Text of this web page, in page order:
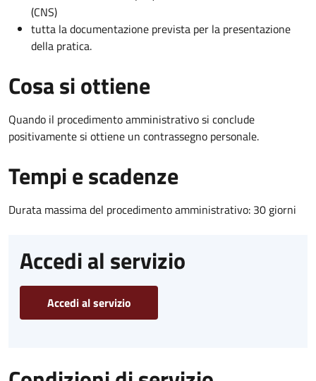
(CNS)
tutta la documentazione prevista per la presentazione
della pratica.
Cosa si ottiene
Quando il procedimento amministrativo si conclude
positivamente si ottiene un contrassegno personale.
Tempi e scadenze
Durata massima del procedimento amministrativo: 30 giorni
Accedi al servizio
Accedi al servizio